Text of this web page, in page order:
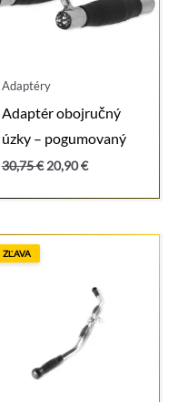
Adaptéry
Adaptér obojručný
úzky – pogumovaný
30,75€ Pôvodná
bola:
20,90€Aktuálna
je:
ZĽAVA